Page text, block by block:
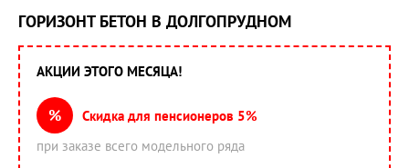
ГОРИЗОНТ БЕТОН В ДОЛГОПРУДНОМ
АКЦИИ ЭТОГО МЕСЯЦА!
%
Скидка для пенсионеров 5%
при заказе всего модельного ряда